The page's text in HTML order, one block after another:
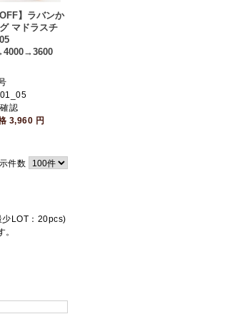
】ラバンか
マドラスチ
認
3,960 円
件数
少LOT：20pcs)